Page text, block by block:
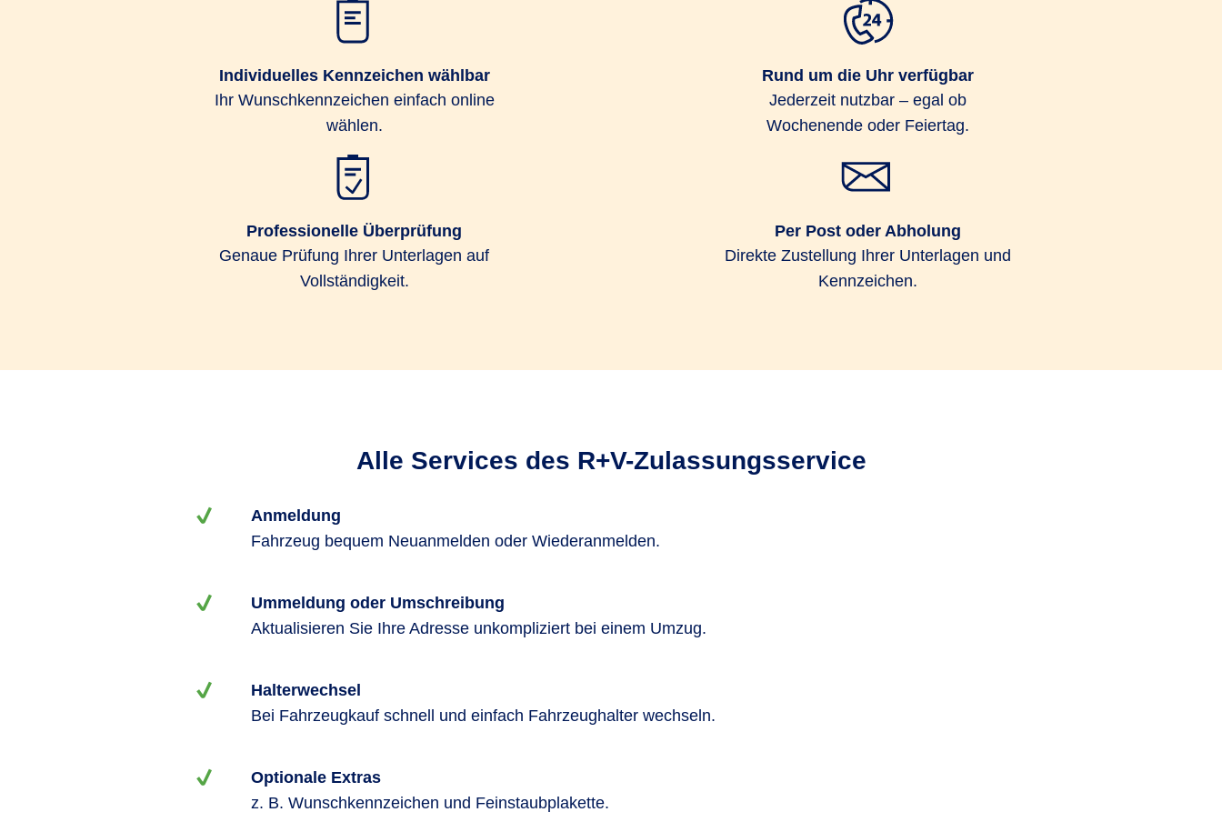
Individuelles Kennzeichen wählbar
Ihr Wunschkennzeichen einfach online
wählen.
Rund um die Uhr verfügbar
Jederzeit nutzbar – egal ob
Wochenende oder Feiertag.
Professionelle Überprüfung
Genaue Prüfung Ihrer Unterlagen auf
Vollständigkeit.
Per Post oder Abholung
Direkte Zustellung Ihrer Unterlagen und
Kennzeichen.
Alle Services des R+V-Zulassungsservice
Anmeldung
Fahrzeug bequem Neuanmelden oder Wiederanmelden.
Ummeldung oder Umschreibung
Aktualisieren Sie Ihre Adresse unkompliziert bei einem Umzug.
Halterwechsel
Bei Fahrzeugkauf schnell und einfach Fahrzeughalter wechseln.
Optionale Extras
z. B. Wunschkennzeichen und Feinstaubplakette.